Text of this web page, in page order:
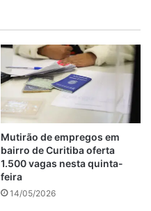
Mutirão de empregos em
bairro de Curitiba oferta
1.500 vagas nesta quinta-
feira
14/05/2026